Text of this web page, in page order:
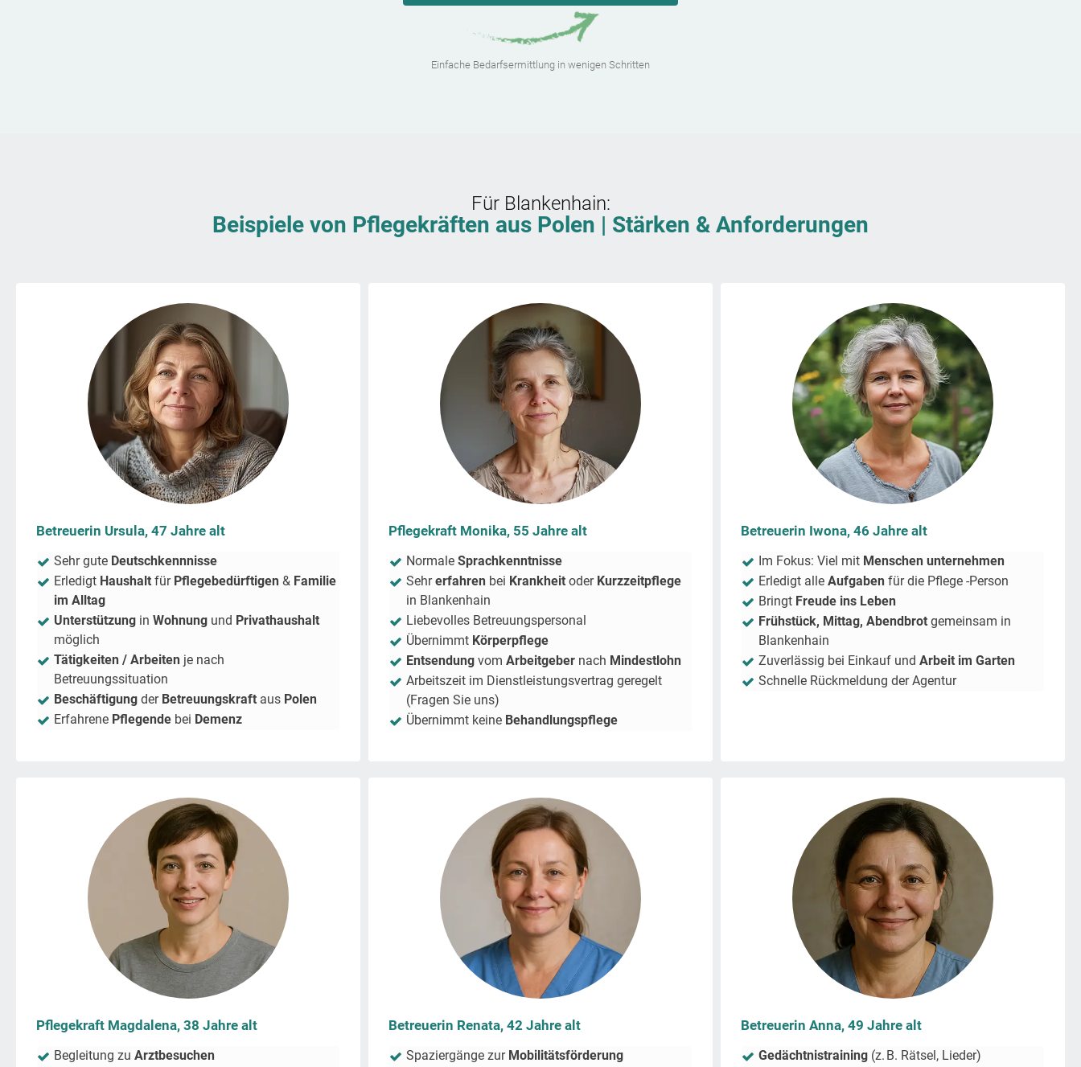
Einfache Bedarfsermittlung in wenigen Schritten
Für Blankenhain:
Beispiele von Pflegekräften aus Polen | Stärken & Anforderungen
Betreuerin Ursula, 47 Jahre alt
Sehr gute Deutschkennnisse
Erledigt Haushalt für Pflegebedürftigen & Familie
im Alltag
Unterstützung in Wohnung und Privathaushalt
möglich
Tätigkeiten / Arbeiten je nach
Betreuungssituation
Beschäftigung der Betreuungskraft aus Polen
Erfahrene Pflegende bei Demenz
Pflegekraft Monika, 55 Jahre alt
Normale Sprachkenntnisse
Sehrerfahren bei Krankheit oder Kurzzeitpflege
in Blankenhain
Liebevolles Betreuungspersonal
Übernimmt Körperpflege
Entsendung vom Arbeitgeber nach Mindestlohn
Arbeitszeit im Dienstleistungsvertrag geregelt
(Fragen Sie uns)
Übernimmt keine Behandlungspflege
Betreuerin Iwona, 46 Jahre alt
Im Fokus: Viel mit Menschen unternehmen
Erledigt alle Aufgaben für die Pflege -Person
Bringt Freude ins Leben
Frühstück, Mittag, Abendbrot gemeinsam in
Blankenhain
Zuverlässig bei Einkauf und Arbeit im Garten
Schnelle Rückmeldung der Agentur
Pflegekraft Magdalena, 38 Jahre alt
Begleitung zu Arztbesuchen
Betreuerin Renata, 42 Jahre alt
Spaziergänge zur Mobilitätsförderung
Betreuerin Anna, 49 Jahre alt
Gedächtnistraining (z. B. Rätsel, Lieder)